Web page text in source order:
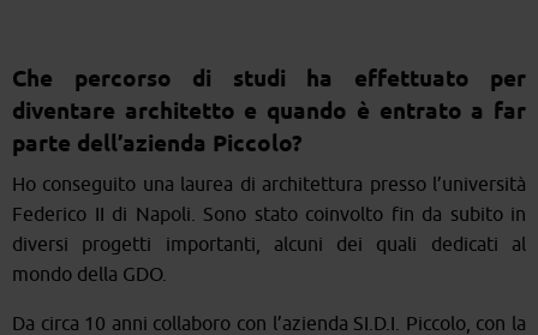
Che percorso di studi ha effettuato per
diventare architetto e quando è entrato a far
parte dell’azienda Piccolo?
Ho conseguito una laurea di architettura presso l’università
Federico II di Napoli. Sono stato coinvolto fin da subito in
diversi progetti importanti, alcuni dei quali dedicati al
mondo della GDO.
Da circa 10 anni collaboro con l’azienda SI.D.I. Piccolo, con la